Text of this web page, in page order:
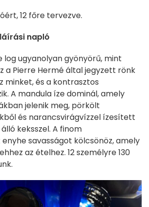
12 főre tervezve.
napló
log ugyanolyan gyönyörű, mint
a Pierre Hermé által jegyzett rönk
minket, és a kontrasztos
A mandula íze dominál, amely
jelenik meg, pörkölt
és narancsvirágvízzel ízesített
keksszel. A finom
savasságot kölcsönöz, amely
az ételhez. 12 személyre 130